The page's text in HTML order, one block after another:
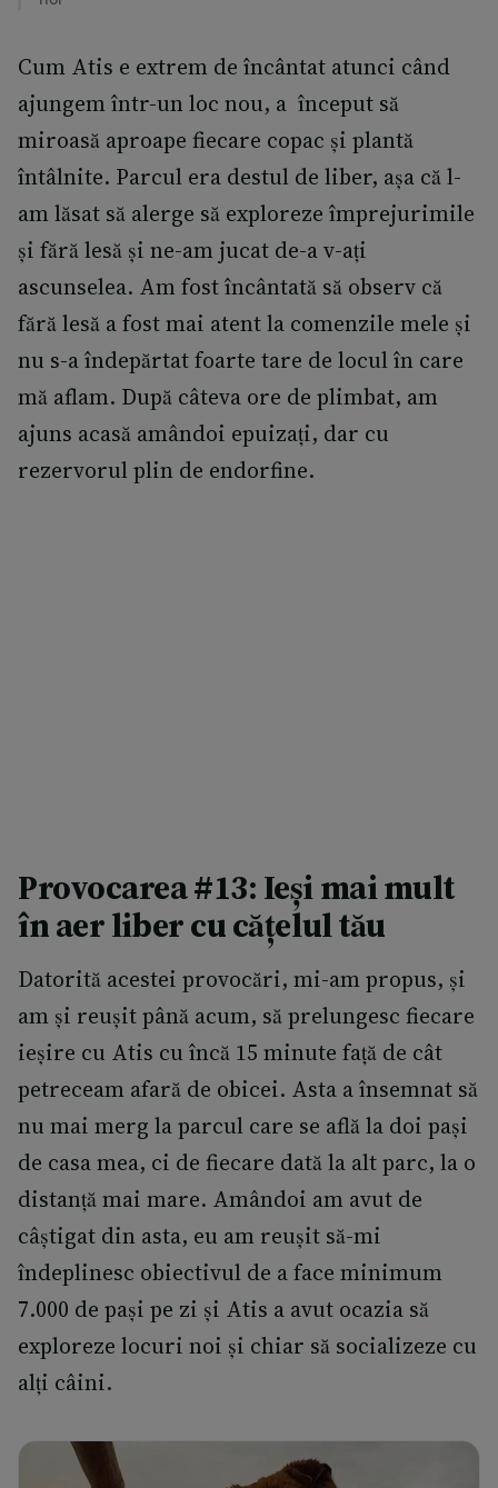
Cum Atis e extrem de încântat atunci când
ajungem într-un loc nou, a început să
miroasă aproape fiecare copac și plantă
întâlnite. Parcul era destul de liber, așa că l-
am lăsat să alerge să exploreze împrejurimile
și fără lesă și ne-am jucat de-a v-ați
ascunselea. Am fost încântată să observ că
fără lesă a fost mai atent la comenzile mele și
nu s-a îndepărtat foarte tare de locul în care
mă aflam. După câteva ore de plimbat, am
ajuns acasă amândoi epuizați, dar cu
rezervorul plin de endorfine.
Provocarea #13: Ieși mai mult
în aer liber cu cățelul tău
Datorită acestei provocări, mi-am propus, și
am și reușit până acum, să prelungesc fiecare
ieșire cu Atis cu încă 15 minute față de cât
petreceam afară de obicei. Asta a însemnat să
nu mai merg la parcul care se află la doi pași
de casa mea, ci de fiecare dată la alt parc, la o
distanță mai mare. Amândoi am avut de
câștigat din asta, eu am reușit să-mi
îndeplinesc obiectivul de a face minimum
7.000 de pași pe zi și Atis a avut ocazia să
exploreze locuri noi și chiar să socializeze cu
alți câini.